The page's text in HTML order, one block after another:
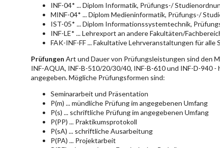
INF-04* ... Diplom Informatik, Prüfungs-/
MINF-04* ... Diplom Medieninformatik, Prüfungs-/
IST-05* ... Diplom Informationssystemtechnik,
INF-LE* ... Lehrexport an andere Fakultäten/
FAK-INF-FF ... Fakultative Lehrveranstaltungen für
Prüfungen Art und Dauer von Prüfungsleistungen sind den
INF-AQUA, INF-B-510/20/30/40, INF-B-610 und INF-D-940
angegeben. Mögliche Prüfungsformen sind:
Seminararbeit und Präsentation
P(m) ... mündliche Prüfung im angegebenen Umfang
P(s) ... schriftliche Prüfung im angegebenen Umfang
P(PP) ... Praktikumsprotokoll
P(sA) ... schriftliche Ausarbeitung
P(PA) ... Projektarbeit